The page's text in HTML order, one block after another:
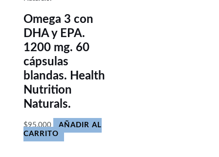
Omega 3 con
DHA y EPA.
1200 mg. 60
cápsulas
blandas. Health
Nutrition
Naturals.
$95,000
AÑADIR AL
CARRITO